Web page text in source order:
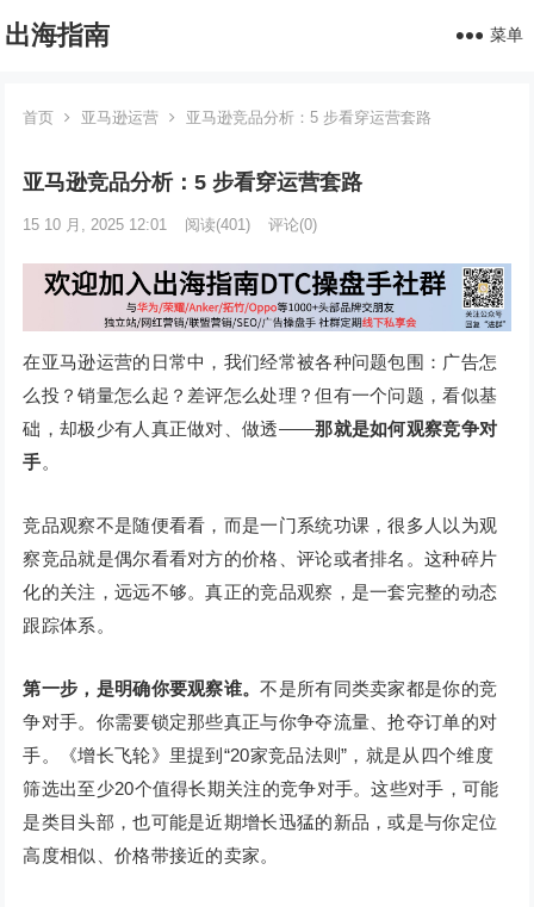
出海指南 菜单
首页 亚马逊运营 亚马逊竞品分析：5 步看穿运营套路
亚马逊竞品分析：5 步看穿运营套路
15 10 月, 2025 12:01 阅读(401) 评论(0)
在亚马逊运营的日常中，我们经常被各种问题包围：广告怎
么投？销量怎么起？差评怎么处理？但有一个问题，看似基
础，却极少有人真正做对、做透——那就是如何观察竞争对
手。
竞品观察不是随便看看，而是一门系统功课，很多人以为观
察竞品就是偶尔看看对方的价格、评论或者排名。这种碎片
化的关注，远远不够。真正的竞品观察，是一套完整的动态
跟踪体系。
第一步，是明确你要观察谁。不是所有同类卖家都是你的竞
争对手。你需要锁定那些真正与你争夺流量、抢夺订单的对
手。《增长飞轮》里提到“20家竞品法则”，就是从四个维度
筛选出至少20个值得长期关注的竞争对手。这些对手，可能
是类目头部，也可能是近期增长迅猛的新品，或是与你定位
高度相似、价格带接近的卖家。